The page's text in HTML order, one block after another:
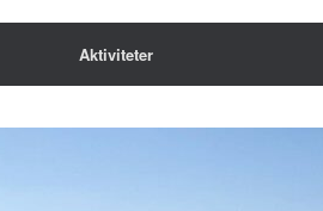
Aktiviteter